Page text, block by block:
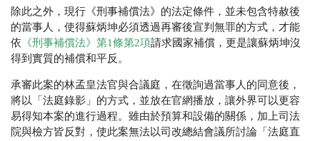
除此之外，現行《刑事補償法》的法定條件，並未包含特赦後
的當事人，使得蘇炳坤必須透過再審後宣判無罪的方式，才能
依 《刑事補償法》第1條第2項請求國家補償，更是讓蘇炳坤沒
得到實質的補償和平反。
承審此案的林孟皇法官與合議庭，在徵詢過當事人的同意後，
將以「法庭錄影」的方式，並放在官網播放，讓外界可以更容
易得知本案的進行過程。雖由於預算和設備的關係，加上司法
院與檢方皆反對，使此案無法以司改總結會議所討論「法庭直